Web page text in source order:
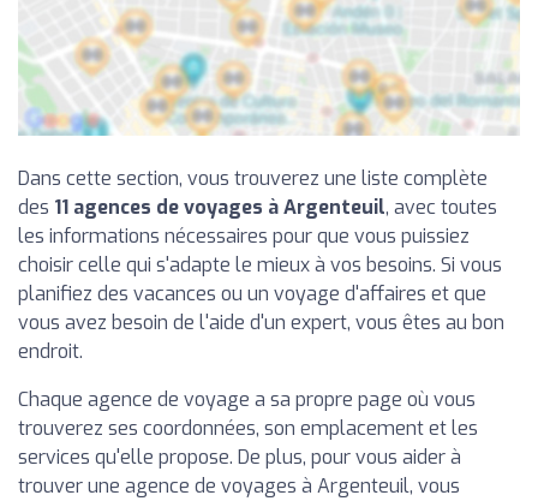
Dans cette section, vous trouverez une liste complète
des 11 agences de voyages à Argenteuil, avec toutes
les informations nécessaires pour que vous puissiez
choisir celle qui s'adapte le mieux à vos besoins. Si vous
planifiez des vacances ou un voyage d'affaires et que
vous avez besoin de l'aide d'un expert, vous êtes au bon
endroit.
Chaque agence de voyage a sa propre page où vous
trouverez ses coordonnées, son emplacement et les
services qu'elle propose. De plus, pour vous aider à
trouver une agence de voyages à Argenteuil, vous